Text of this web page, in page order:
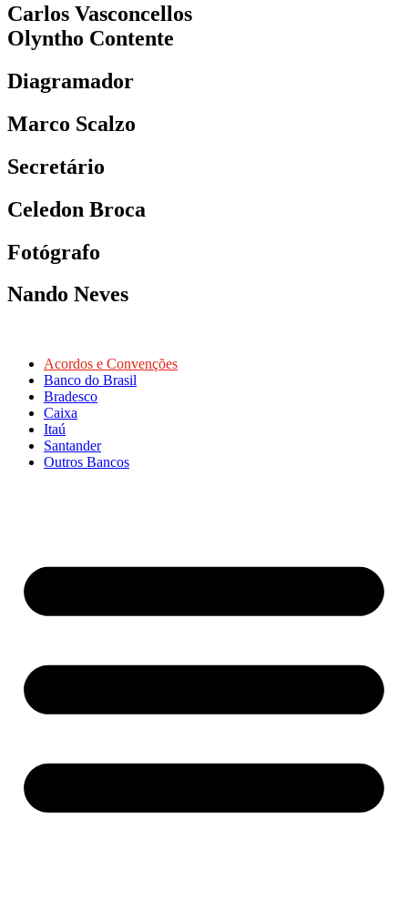
Carlos Vasconcellos
Olyntho Contente
Diagramador
Marco Scalzo
Secretário
Celedon Broca
Fotógrafo
Nando Neves
Acordos e Convenções
Banco do Brasil
Bradesco
Caixa
Itaú
Santander
Outros Bancos